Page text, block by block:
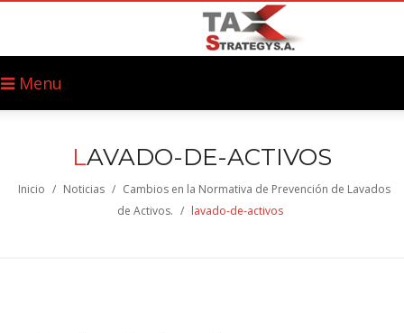
Menu
LAVADO-DE-ACTIVOS
Inicio / Noticias / Cambios en la Normativa de Prevención de Lavados
de Activos. / lavado-de-activos